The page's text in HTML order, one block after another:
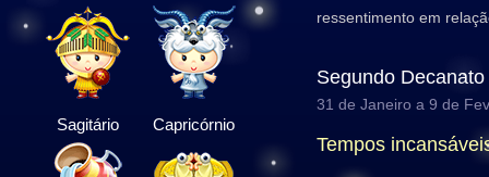
Sagitário Capricórnio
ressentimento em
Segundo Decanato
31 de Janeiro a 9 de
Tempos